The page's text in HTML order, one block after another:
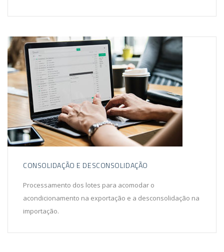
CONSOLIDAÇÃO E DESCONSOLIDAÇÃO
Processamento dos lotes para acomodar o
acondicionamento na exportação e a desconsolidação na
importação.